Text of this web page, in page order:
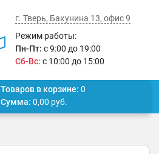
г. Тверь, Бакунина 13, офис 9
Режим работы:
Пн-Пт: с 9:00 до 19:00
Сб-Вс: с 10:00 до 15:00
Товаров в корзине: 0
Сумма: 0,00 руб.